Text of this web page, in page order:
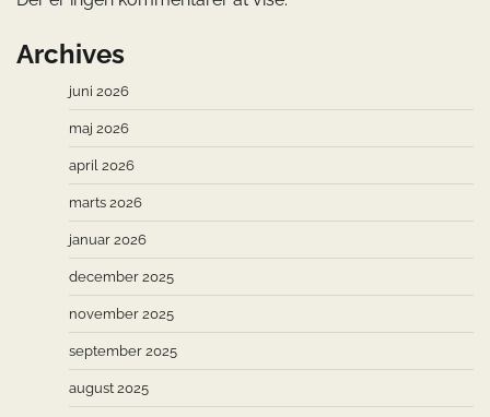
Archives
juni 2026
maj 2026
april 2026
marts 2026
januar 2026
december 2025
november 2025
september 2025
august 2025